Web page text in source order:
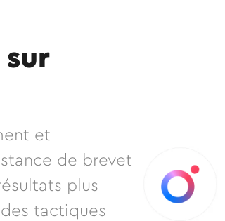
et
de brevet
plus
tactiques